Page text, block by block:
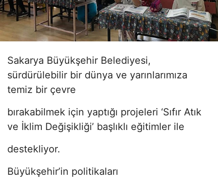
Sakarya Büyükşehir Belediyesi,
sürdürülebilir bir dünya ve yarınlarımıza
temiz bir çevre
bırakabilmek için yaptığı projeleri ‘Sıfır Atık
ve İklim Değişikliği’ başlıklı eğitimler ile
destekliyor.
Büyükşehir’in politikaları